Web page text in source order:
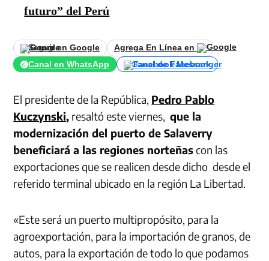
futuro” del Perú
Seguir en Google
Agrega En Línea en
Canal en WhatsApp
Canal de Facebook
El presidente de la República, Pedro Pablo
Kuczynski, resaltó este viernes,que la
modernización del puerto de Salaverry
beneficiará a las regiones norteñascon las
exportaciones que se realicen desde dicho desde el
referido terminal ubicado en la región La Libertad.
«Este será un puerto multipropósito, para la
agroexportación, para la importación de granos, de
autos, para la exportación de todo lo que podamos